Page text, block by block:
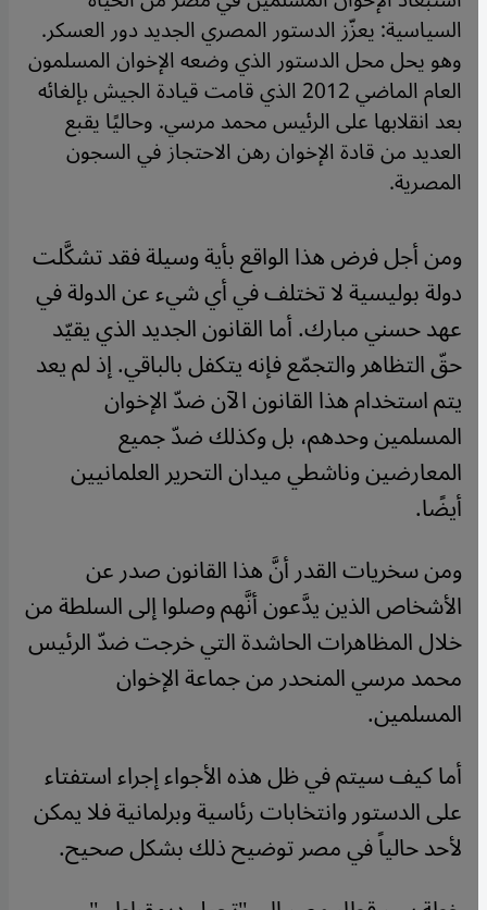
السياسية: يعزّز الدستور المصري الجديد دور العسكر.
وهو يحل محل الدستور الذي وضعه الإخوان المسلمون
العام الماضي 2012 الذي قامت قيادة الجيش بإلغائه
بعد انقلابها على الرئيس محمد مرسي. وحاليًا يقبع
العديد من قادة الإخوان رهن الاحتجاز في السجون
المصرية.
ومن أجل فرض هذا الواقع بأية وسيلة فقد تشكَّلت
دولة بوليسية لا تختلف في أي شيء عن الدولة في
عهد حسني مبارك. أما القانون الجديد الذي يقيّد
حقّ التظاهر والتجمّع فإنه يتكفل بالباقي. إذ لم يعد
يتم استخدام هذا القانون الآن ضدّ الإخوان
المسلمين وحدهم، بل وكذلك ضدّ جميع
المعارضين وناشطي ميدان التحرير العلمانيين
أيضًا.
ومن سخريات القدر أنَّ هذا القانون صدر عن
الأشخاص الذين يدَّعون أنَّهم وصلوا إلى السلطة من
خلال المظاهرات الحاشدة التي خرجت ضدّ الرئيس
محمد مرسي المنحدر من جماعة الإخوان
المسلمين.
أما كيف سيتم في ظل هذه الأجواء إجراء استفتاء
على الدستور وانتخابات رئاسية وبرلمانية فلا يمكن
لأحد حالياً في مصر توضيح ذلك بشكل صحيح.